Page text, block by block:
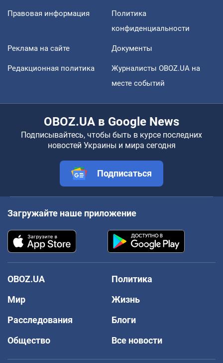
Правовая информация
Политика
конфиденциальности
Реклама на сайте Документы
Редакционная политика
Журналисты OBOZ.UA на
месте событий
OBOZ.UA в Google News
Подписывайтесь, чтобы быть в курсе последних
новостей Украины и мира сегодня
Подписаться
Загружайте наше приложение
OBOZ.UA
Политика
Мир
Жизнь
Расследования
Блоги
Общество
Все новости